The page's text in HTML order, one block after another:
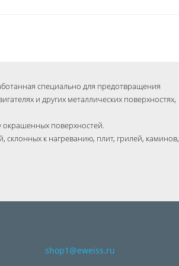
специально для предотвращения
и других металлических поверхностях,
окрашенных поверхностей.
склонных к нагреванию, плит, грилей, каминов,
shop1@eweiss.ru